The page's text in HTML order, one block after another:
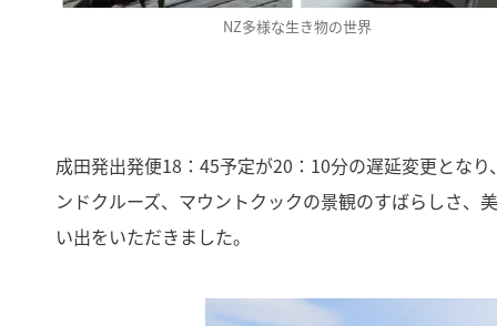
NZ多様な生き物の世界
成田発出発便18：45予定が20：10分の遅延変更とな
ンドクルーズ、マウントクックの景観のすばらしさ、
い出をいただきました。